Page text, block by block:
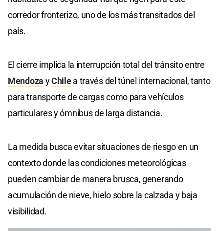
corredor fronterizo, uno de los más transitados del
país.
El cierre implica la interrupción total del tránsito entre
Mendoza yChilea través del túnel internacional, tanto
para transporte de cargas como para vehículos
particulares y ómnibus de larga distancia.
La medida busca evitar situaciones de riesgo en un
contexto donde las condiciones meteorológicas
pueden cambiar de manera brusca, generando
acumulación de nieve, hielo sobre la calzada y baja
visibilidad.